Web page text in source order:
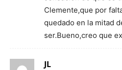
Clemente,que por
quedado en la mitad
ser.Bueno,creo que
JL